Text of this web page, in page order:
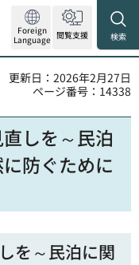
Foreign
Language 閲覧支援 検索
更新日：2026年2月27日
ページ番号：14338
しを～民泊
防ぐために
を～民泊に関